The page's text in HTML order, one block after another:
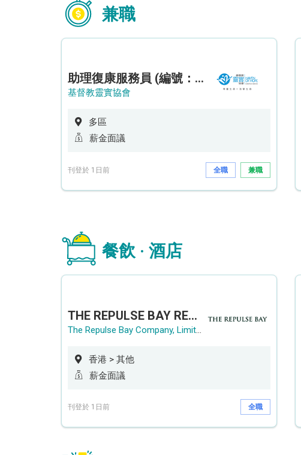
兼職
助理復康服務員 (編號：RSD/ARSW/CTE)
基督教靈實協會
多區
薪金面議
刊登於 1日前 全職 兼職
餐飲 · 酒店
THE REPULSE BAY RECRUITMENT DAY 淺水灣影灣園人才招聘會
The Repulse Bay Company, Limited
香港 > 其他
薪金面議
刊登於 1日前 全職